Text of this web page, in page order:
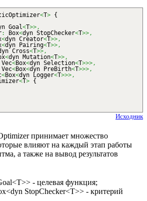
<T> {
Goal<T>>,
: Box<dyn StopChecker<T>>,
<dyn Creator<T>>,
<dyn Pairing<T>>,
Cross<T>>,
<dyn Mutation<T>>,
Vec<Box<dyn Selection<T>>>,
Vec<Box<dyn PreBirth<T>>>,
<Box<dyn Logger<T>>>,
<T> {
Исходник
принимает множество
влияют на каждый этап работы
а также на вывод результатов
- целевая функция;
StopChecker<T>> - критерий